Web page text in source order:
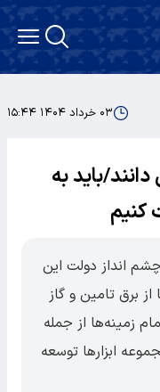
۰۳ خرداد ۱۴۰۴ ۱۵:۴۴
باید به
کنیم
انداز دولت این
برق تامین و گاز
زمینه‌ها از جمله
ابزارها توسعه